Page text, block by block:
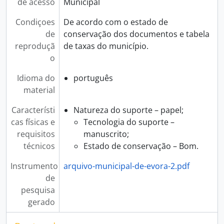
[Unidade de instalação] Livro 05 de atas da Câmara Municipal de Évora
[Unidade de instalação] Livro 06 de atas da Câmara Municipal de Évora
[Unidade de instalação] Livro 07 de atas da Câmara Municipal de Évora
[Unidade de instalação] Livro 08 de atas da Câmara Municipal de Évora
[Unidade de instalação] Livro 09 de atas da Câmara Municipal de Évora
[Unidade de instalação] Livro 11 de atas da Câmara Municipal de Évora
[Unidade de instalação] Livro 14 de atas da Câmara Municipal de Évora
[Unidade de instalação] Livro 15 de atas da Câmara Municipal de Évora
[Unidade de instalação] Livro 16 de atas da Câmara Municipal de Évora
[Unidade de instalação] Livro 17 de atas da Câmara Municipal de Évora
[Unidade de instalação] Livro 18 de atas da Câmara Municipal de Évora
[Unidade de instalação] Livro 19 de atas da Câmara Municipal de Évora
Condiçoes
de
reproduçã
o
De acordo com o estado de
conservação dos documentos e tabela
de taxas do município.
Idioma do
material
português
Característi
cas físicas e
requisitos
técnicos
Natureza do suporte – papel;
Tecnologia do suporte –
manuscrito;
Estado de conservação – Bom.
Instrumento
de
pesquisa
gerado
arquivo-municipal-de-evora-2.pdf